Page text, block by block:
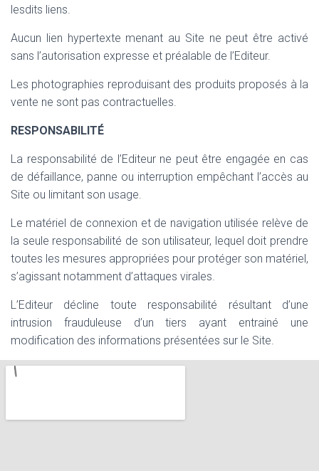
lesdits liens.
Aucun lien hypertexte menant au Site ne peut être activé
sans l’autorisation expresse et préalable de l’Editeur.
Les photographies reproduisant des produits proposés à la
vente ne sont pas contractuelles.
RESPONSABILITÉ
La responsabilité de l’Editeur ne peut être engagée en cas
de défaillance, panne ou interruption empêchant l’accès au
Site ou limitant son usage.
Le matériel de connexion et de navigation utilisée relève de
la seule responsabilité de son utilisateur, lequel doit prendre
toutes les mesures appropriées pour protéger son matériel,
s’agissant notamment d’attaques virales.
L’Editeur décline toute responsabilité résultant d’une
intrusion frauduleuse d’un tiers ayant entrainé une
modification des informations présentées sur le Site.